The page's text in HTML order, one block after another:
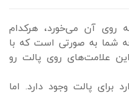
روی آن می‌خورد، هرکدام
شما به صورتی است که با
این علامت‌های روی پالت رو
استاندارد برای پالت وجود دارد. اما